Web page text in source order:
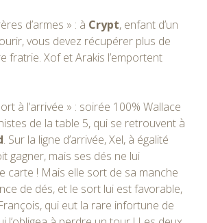
d’armes » : à Crypt, enfant d’un
vous devez récupérer plus de
fratrie. Xof et Arakis l’emportent
à l’arrivée » : soirée 100% Wallace
de la table 5, qui se retrouvent à
. Sur la ligne d’arrivée, Xel, à égalité
gagner, mais ses dés ne lui
carte ! Mais elle sort de sa manche
de dés, et le sort lui est favorable,
qui eut la rare infortune de